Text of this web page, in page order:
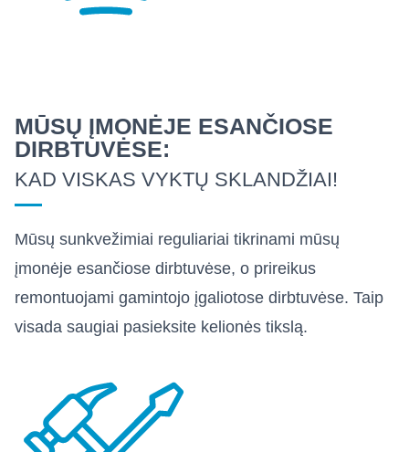
MŪSŲ ĮMONĖJE ESANČIOSE
DIRBTUVĖSE:
KAD VISKAS VYKTŲ SKLANDŽIAI!
Mūsų sunkvežimiai reguliariai tikrinami mūsų
įmonėje esančiose dirbtuvėse, o prireikus
remontuojami gamintojo įgaliotose dirbtuvėse. Taip
visada saugiai pasieksite kelionės tikslą.